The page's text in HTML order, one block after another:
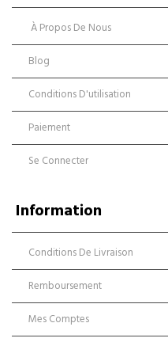
À Propos De Nous
Blog
Conditions D'utilisation
Paiement
Se Connecter
Information
Conditions De Livraison
Remboursement
Mes Comptes